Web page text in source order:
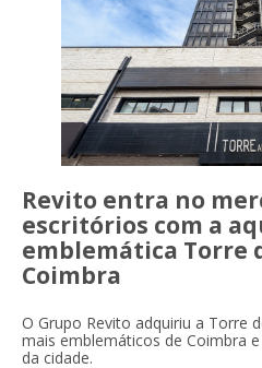
Revito entra no
escritórios com a
emblemática Torre
Coimbra
O Grupo Revito adquiriu a Torre
mais emblemáticos de Coimbra
da cidade.